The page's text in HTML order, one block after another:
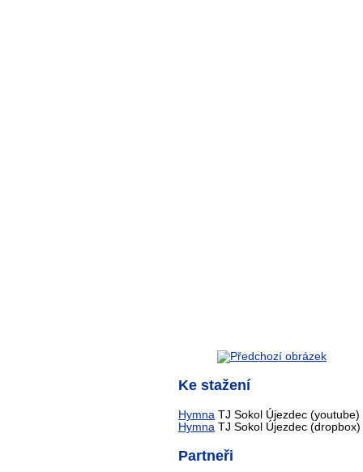
Ke stažení
Hymna TJ Sokol Újezdec (youtube)
Hymna TJ Sokol Újezdec (dropbox)
Partneři